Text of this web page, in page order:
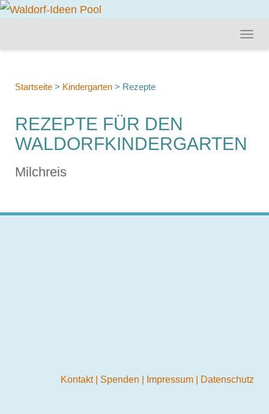
Startseite > Kindergarten > Rezepte
REZEPTE FÜR DEN
WALDORFKINDERGARTEN
Milchreis
Kontakt Spenden Impressum Datenschutz